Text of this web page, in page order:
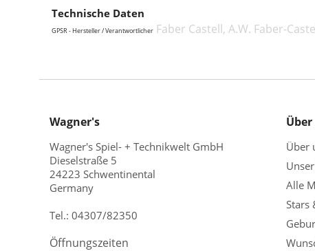
Technische Daten
GPSR - Hersteller / Verantwortlicher Faber Castell, A.W. Faber-
Wagner's
Wagner's Spiel- + Technikwelt GmbH
Dieselstraße 5
24223 Schwentinental
Germany
Tel.: 04307/82350
Öffnungszeiten
Über
Alle
Stars